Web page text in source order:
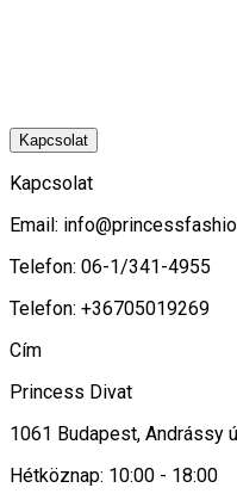
Kapcsolat
Kapcsolat
Email:
Telefon: 06-1/341-4955
Telefon: +36705019269
Cím
Princess Divat
1061 Budapest, Andrássy
Hétköznap: 10:00 - 18:00